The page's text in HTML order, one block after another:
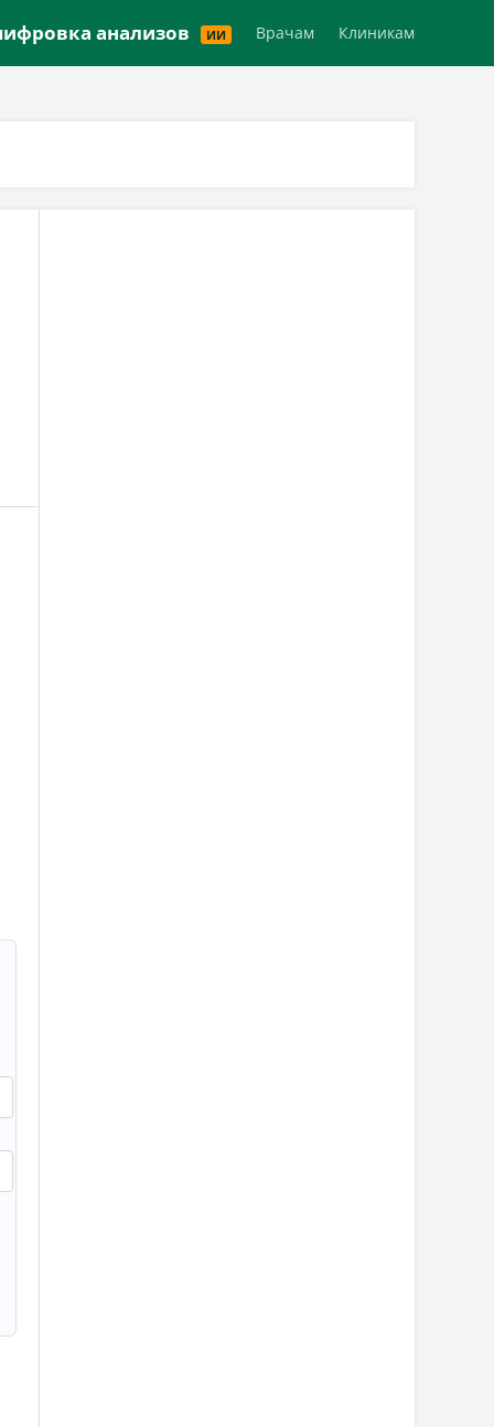
анализов ИИ Врачам Клиникам